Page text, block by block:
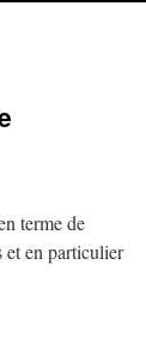
terme de
et en particulier